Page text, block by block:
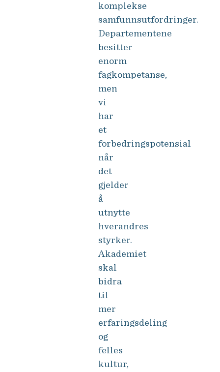
komplekse
samfunnsutfordringer.
Departementene
besitter
enorm
fagkompetanse,
men
vi
har
et
forbedringspotensial
når
det
gjelder
å
utnytte
hverandres
styrker.
Akademiet
skal
bidra
til
mer
erfaringsdeling
og
felles
kultur,